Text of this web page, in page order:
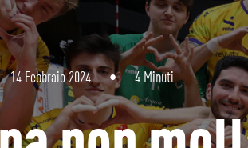
14 Febbraio 2024 • 4 Minuti